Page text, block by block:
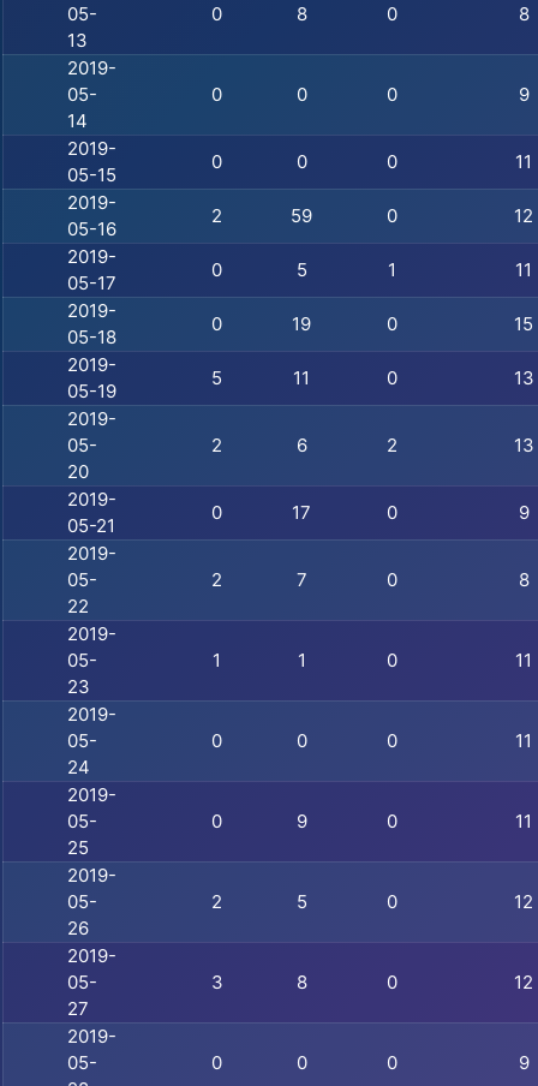
05-
13
0 8 0 8
2019-
05-
14
0 0 0 9
2019-
05-15
0 0 0
11
2019-
05-16
2 59 0
12
2019-
05-17
0 5 1
11
2019-
05-18
0 19 0
15
2019-
05-19
5 11 0
13
2019-
05-
20
2 6 2 13
2019-
05-21
0 17 0
9
2019-
05-
22
2 7 0 8
2019-
05-
23
1 1 0 11
2019-
05-
24
0 0 0 11
2019-
05-
25
0 9 0 11
2019-
05-
26
2 5 0 12
2019-
05-
27
3 8 0 12
2019-
05-
0 0 0 9